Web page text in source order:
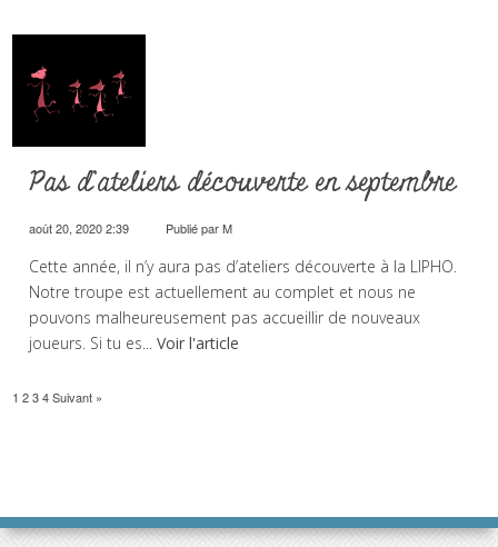
Pas d’ateliers découverte en septembre
août 20, 2020 2:39 Publié parM
Cette année, il n’y aura pas d’ateliers découverte à la LIPHO.
Notre troupe est actuellement au complet et nous ne
pouvons malheureusement pas accueillir de nouveaux
joueurs. Si tu es...Voir l'article
1 2 3 4 Suivant »